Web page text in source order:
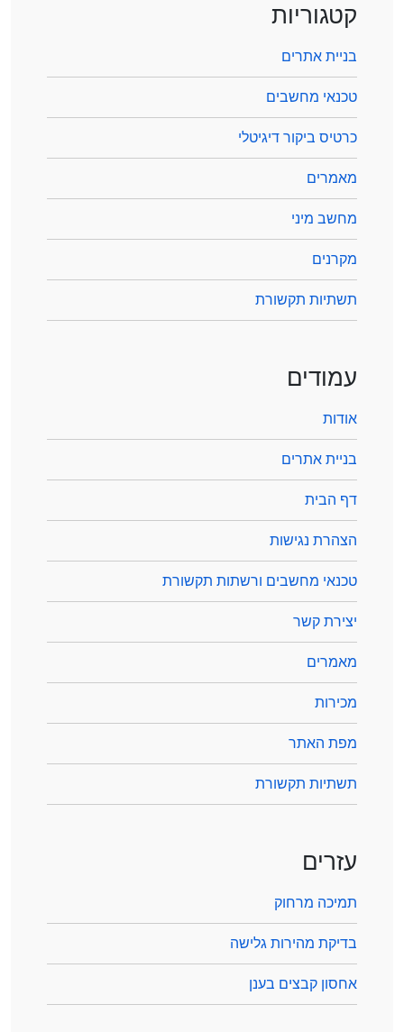
קטגוריות
בניית אתרים
טכנאי מחשבים
כרטיס ביקור דיגיטלי
מאמרים
מחשב מיני
מקרנים
תשתיות תקשורת
עמודים
אודות
בניית אתרים
דף הבית
הצהרת נגישות
טכנאי מחשבים ורשתות תקשורת
יצירת קשר
מאמרים
מכירות
מפת האתר
תשתיות תקשורת
עזרים
תמיכה מרחוק
בדיקת מהירות גלישה
אחסון קבצים בענן